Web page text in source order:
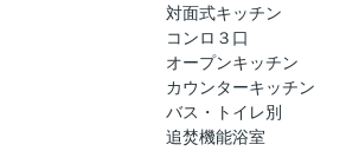
対面式キッチン
コンロ３口
オープンキッチン
カウンターキッチン
バス・トイレ別
追焚機能浴室